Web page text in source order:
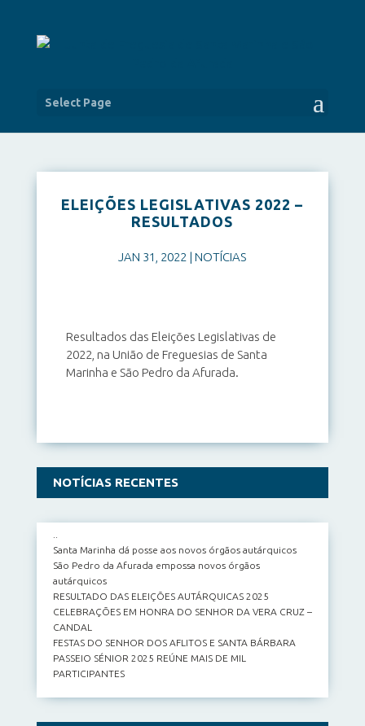
Select Page
ELEIÇÕES LEGISLATIVAS 2022 –
RESULTADOS
JAN 31, 2022 |NOTÍCIAS
Resultados das Eleições Legislativas de
2022, na União de Freguesias de Santa
Marinha e São Pedro da Afurada.
NOTÍCIAS RECENTES
Santa Marinha dá posse aos novos órgãos autárquicos
São Pedro da Afurada empossa novos órgãos
autárquicos
RESULTADO DAS ELEIÇÕES AUTÁRQUICAS 2025
CELEBRAÇÕES EM HONRA DO SENHOR DA VERA CRUZ –
CANDAL
FESTAS DO SENHOR DOS AFLITOS E SANTA BÁRBARA
PASSEIO SÉNIOR 2025 REÚNE MAIS DE MIL
PARTICIPANTES